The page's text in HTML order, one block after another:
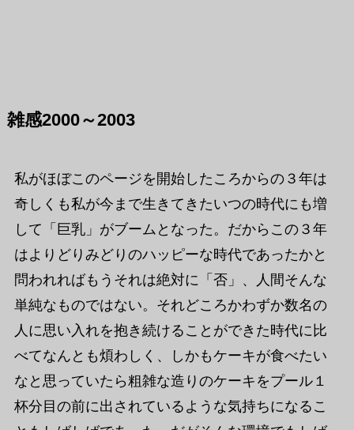
雑感2000～2003
私がほぼこのページを開始したころからの３年は
奇しくも私が今まで生きてきたいつの時代にも増
して「巨乳」がブームとなった。だからこの３年
はよりどりみどりのハッピーな時代であったかと
問われればもうそれは絶対に「否」、人間そんな
単純なものではない。それどころかわずか数名の
人に思い入れを抱き続けることができた時代に比
べてなんとも煩わしく、しかもケーキが食べたい
なと思っていたら粗雑な造りのケーキをプール１
杯分目の前に出されているような気持ちになるこ